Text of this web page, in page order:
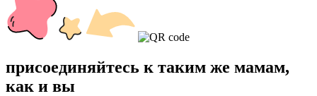
присоединяйтесь к таким же мамам,
как и вы